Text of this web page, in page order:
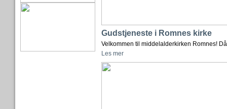
Gudstjeneste i Romnes kirke
Velkommen til middelalderkirken Romnes!
Les mer